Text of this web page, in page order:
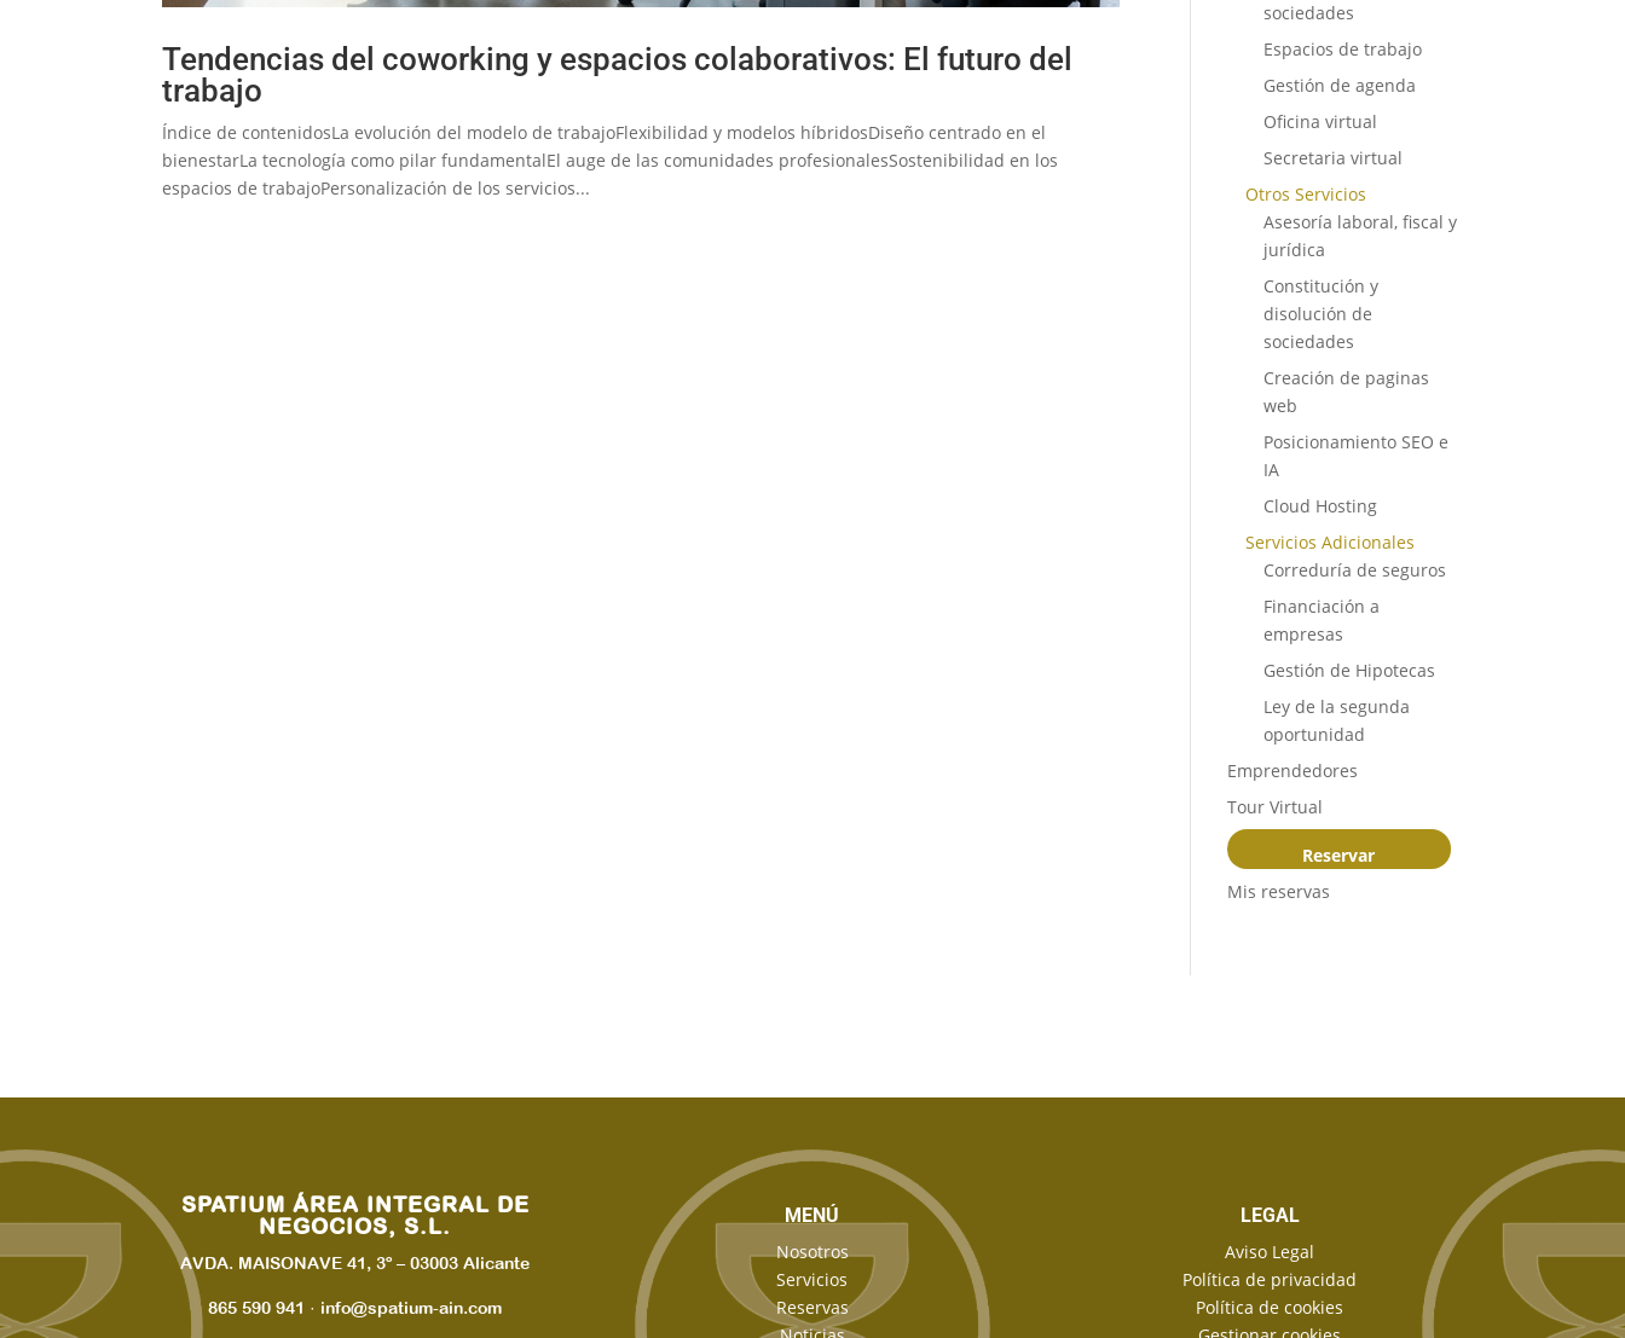
Tendencias del coworking y espacios colaborativos: El futuro del
trabajo
Índice de contenidosLa evolución del modelo de trabajoFlexibilidad y modelos híbridosDiseño centrado en el
bienestarLa tecnología como pilar fundamentalEl auge de las comunidades profesionalesSostenibilidad en los
espacios de trabajoPersonalización de los servicios...
sociedades
Espacios de trabajo
Gestión de agenda
Oficina virtual
Secretaria virtual
Otros Servicios
Asesoría laboral, fiscal y
jurídica
Constitución y
disolución de
sociedades
Creación de paginas
web
Posicionamiento SEO e
IA
Cloud Hosting
Servicios Adicionales
Correduría de seguros
Financiación a
empresas
Gestión de Hipotecas
Ley de la segunda
oportunidad
Emprendedores
Tour Virtual
Reservar
Mis reservas
SPATIUM ÁREA INTEGRAL DE
NEGOCIOS, S.L.
AVDA. MAISONAVE 41, 3º – 03003 Alicante
865 590 941 · info@spatium-ain.com
MENÚ
Nosotros
Servicios
Reservas
LEGAL
Aviso Legal
Política de privacidad
Política de cookies